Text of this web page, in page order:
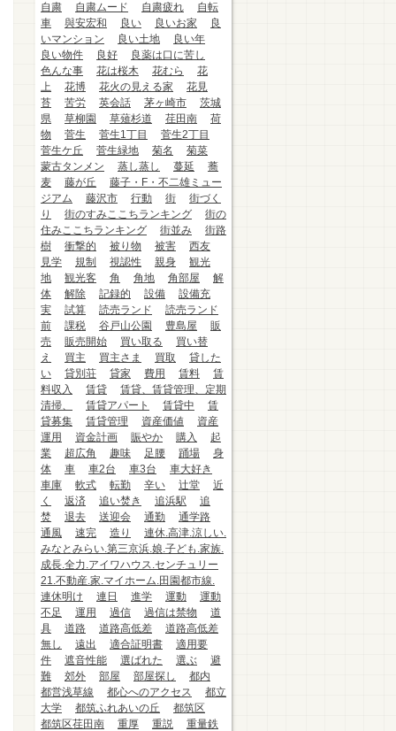
自粛
自粛ムード 自粛疲れ
自転
車
與安宏和 良い 良いお家
良
いマンション
良い土地
良い年
良い物件
良好
良薬は口に苦し
色んな事
花は桜木 花むら
花
上
花博 花火の見える家
花見
苔
苦労 英会話 茅ヶ崎市
茨城
県
草柳園 草薙杉道 荏田南
荷
物
菅生 菅生1丁目
菅生2丁目
菅生ケ丘
菅生緑地 菊名
菊菜
蒙古タンメン
蒸し蒸し 蔓延
蕎
麦
藤が丘
藤子・F・不二雄ミュー
ジアム
藤沢市 行動 街
街づく
り
街のすみここちランキング
街の
住みここちランキング
街並み
街路
樹
衝撃的 被り物 被害
西友
見学
規制 視認性 親身
観光
地
観光客 角 角地 角部屋
解
体
解除 記録的 設備
設備充
実
試算 読売ランド
読売ランド
前
課税 谷戸山公園 豊島屋
販
売
販売開始 買い取る
買い替
え
買主 買主さま 買取
貸した
い
貸別荘 貸家 費用 賃料
賃
料収入
賃貸
賃貸、賃貸管理、定期
清掃、
賃貸アパート 賃貸中
賃
貸募集
賃貸管理 資産価値
資産
運用
資金計画 賑やか 購入
起
業
超広角 趣味 足腰 踊場
身
体
車 車2台 車3台
車大好き
車庫
軟式 転勤 辛い 辻堂
近
く
返済 追い焚き 追浜駅
追
焚
退去 送迎会 通勤
通学路
通風
速完 造り
連休.高津.涼しい.
みなとみらい.第三京浜.娘.子ども.家族.
成長.全力.アイワハウス.センチュリー
21.不動産.家.マイホーム.田園都市線.
連休明け
連日 進学 運動
運動
不足
運用 過信 過信は禁物
道
具
道路 道路高低差
道路高低差
無し
遠出 適合証明書
適用要
件
遮音性能 選ばれた 選ぶ
避
難
郊外 部屋 部屋探し
都内
都営浅草線
都心へのアクセス
都立
大学
都筑ふれあいの丘
都筑区
都筑区荏田南
重厚 重説
重量鉄